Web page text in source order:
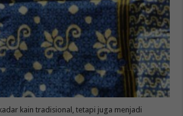
kain tradisional, tetapi juga menjadi